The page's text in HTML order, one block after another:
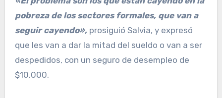
pobreza de los sectores formales, que van a
seguir cayendo»,prosiguió Salvia, y expresó
que les van a dar la mitad del sueldo o van a ser
despedidos, con un seguro de desempleo de
$10.000.